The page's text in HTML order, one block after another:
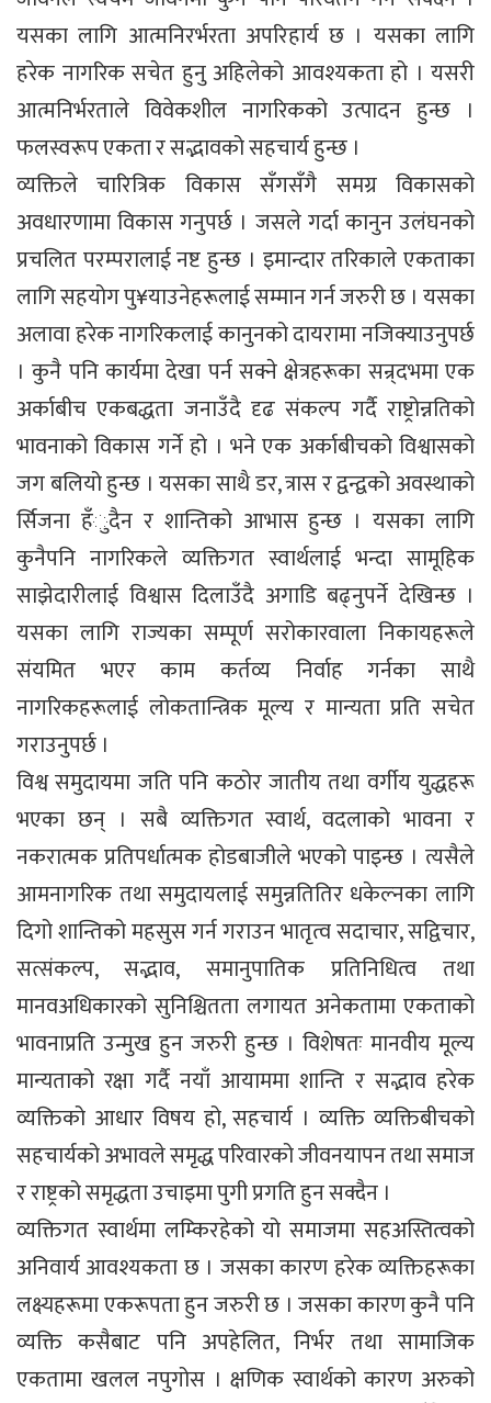
यसका लागि आत्मनिरर्भरता अपरिहार्य छ । यसका लागि
हरेक नागरिक सचेत हुनु अहिलेको आवश्यकता हो । यसरी
आत्मनिर्भरताले विवेकशील नागरिकको उत्पादन हुन्छ ।
फलस्वरूप एकता र सद्भावको सहचार्य हुन्छ ।
व्यक्तिले चारित्रिक विकास सँगसँगै समग्र विकासको
अवधारणामा विकास गनुपर्छ । जसले गर्दा कानुन उलंघनको
प्रचलित परम्परालाई नष्ट हुन्छ । इमान्दार तरिकाले एकताका
लागि सहयोग पु¥याउनेहरूलाई सम्मान गर्न जरुरी छ । यसका
अलावा हरेक नागरिकलाई कानुनको दायरामा नजिक्याउनुपर्छ
। कुनै पनि कार्यमा देखा पर्न सक्ने क्षेत्रहरूका सन्र्दभमा एक
अर्काबीच एकबद्धता जनाउँदै दृढ संकल्प गर्दै राष्ट्रोन्नतिको
भावनाको विकास गर्ने हो । भने एक अर्काबीचको विश्वासको
जग बलियो हुन्छ । यसका साथै डर, त्रास र द्वन्द्वको अवस्थाको
र्सिजना हँुदैन र शान्तिको आभास हुन्छ । यसका लागि
कुनैपनि नागरिकले व्यक्तिगत स्वार्थलाई भन्दा सामूहिक
साझेदारीलाई विश्वास दिलाउँदै अगाडि बढ्नुपर्ने देखिन्छ ।
यसका लागि राज्यका सम्पूर्ण सरोकारवाला निकायहरूले
संयमित भएर काम कर्तव्य निर्वाह गर्नका साथै
नागरिकहरूलाई लोकतान्त्रिक मूल्य र मान्यता प्रति सचेत
गराउनुपर्छ ।
विश्व समुदायमा जति पनि कठोर जातीय तथा वर्गीय युद्धहरू
भएका छन् । सबै व्यक्तिगत स्वार्थ, वदलाको भावना र
नकरात्मक प्रतिपर्धात्मक होडबाजीले भएको पाइन्छ । त्यसैले
आमनागरिक तथा समुदायलाई समुन्नतितिर धकेल्नका लागि
दिगो शान्तिको महसुस गर्न गराउन भातृत्व सदाचार, सद्विचार,
सत्संकल्प, सद्भाव, समानुपातिक प्रतिनिधित्व तथा
मानवअधिकारको सुनिश्चितता लगायत अनेकतामा एकताको
भावनाप्रति उन्मुख हुन जरुरी हुन्छ । विशेषतः मानवीय मूल्य
मान्यताको रक्षा गर्दै नयाँ आयाममा शान्ति र सद्भाव हरेक
व्यक्तिको आधार विषय हो, सहचार्य । व्यक्ति व्यक्तिबीचको
सहचार्यको अभावले समृद्ध परिवारको जीवनयापन तथा समाज
र राष्ट्रको समृद्धता उचाइमा पुगी प्रगति हुन सक्दैन ।
व्यक्तिगत स्वार्थमा लम्किरहेको यो समाजमा सहअस्तित्वको
अनिवार्य आवश्यकता छ । जसका कारण हरेक व्यक्तिहरूका
लक्ष्यहरूमा एकरूपता हुन जरुरी छ । जसका कारण कुनै पनि
व्यक्ति कसैबाट पनि अपहेलित, निर्भर तथा सामाजिक
एकतामा खलल नपुगोस । क्षणिक स्वार्थको कारण अरुको